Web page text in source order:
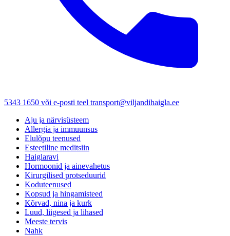
5343 1650 või e-posti teel transport@viljandihaigla.ee
Aju ja närvisüsteem
Allergia ja immuunsus
Elulõpu teenused
Esteetiline meditsiin
Haiglaravi
Hormoonid ja ainevahetus
Kirurgilised protseduurid
Koduteenused
Kopsud ja hingamisteed
Kõrvad, nina ja kurk
Luud, liigesed ja lihased
Meeste tervis
Nahk